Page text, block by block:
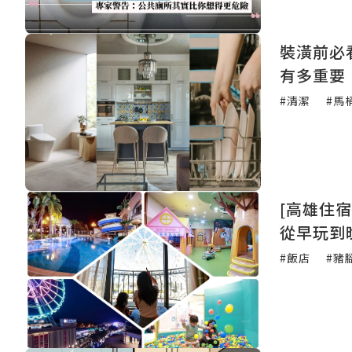
裝潢前
有多重要
#清潔 #馬
[高雄住
從早玩到
#飯店 #豬